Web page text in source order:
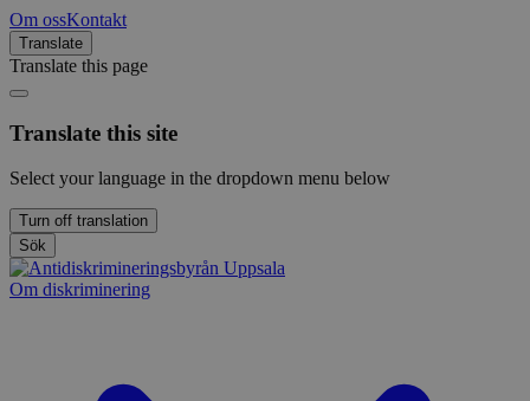
Om ossKontakt
Translate
Translate this page
Translate this site
Select your language in the dropdown menu below
Turn off translation
Sök
Om diskriminering